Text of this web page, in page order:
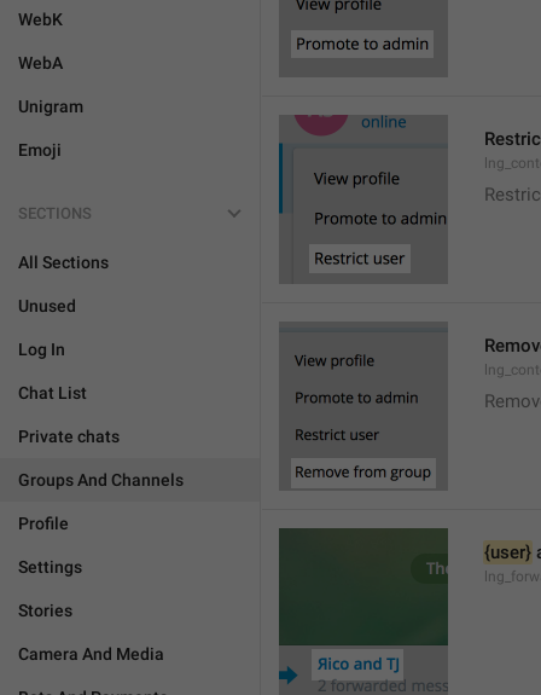
WebK
WebA
Unigram
Emoji
SECTIONS
All Sections
Unused
Log In
Chat List
Private chats
Groups And Channels
Profile
Settings
Stories
Camera And Media
{user}